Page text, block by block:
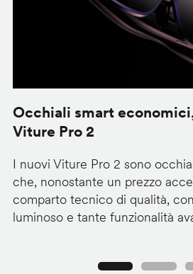
Occhiali smart
Viture Pro 2
I nuovi Viture Pro 2 sono
che, nonostante un prezzo
comparto tecnico di qualità,
luminoso e tante funzionalità